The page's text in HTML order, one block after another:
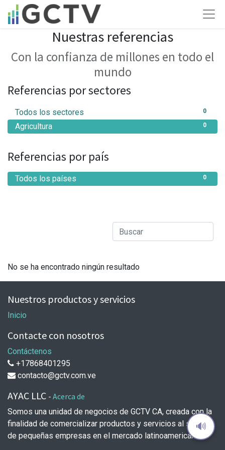
Nuestras referencias
Con la confianza de millones en todo el
mundo
Referencias por sectores
0
Todos los sectores
0
Agricultura
Referencias por país
0
Todos los países
No se ha encontrado ningún resultado
Nuestros productos y servicios
Inicio
Contacte con nosotros
Contáctenos
+17868401295
contacto@gctv.com.ve
AYAC LLC - Acerca de
Somos una unidad de negocios de GCTV CA, creada con la
finalidad de comercializar productos y servicios al sector
de pequeñas empresas en el mercado latinoamericano
🔊